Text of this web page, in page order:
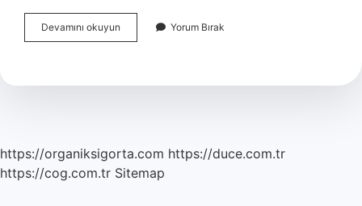
Devamını okuyun
Olan
Alınır
Yorum Bırak
https://organiksigorta.com https://duce.com.tr
https://cog.com.tr Sitemap